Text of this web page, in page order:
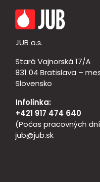
JUB a.s.
Stará Vajnorská 17/A
831 04 Bratislava –
Slovensko
Infolinka:
+421 917 474 640
(Počas pracovných dní
jub@jub.sk